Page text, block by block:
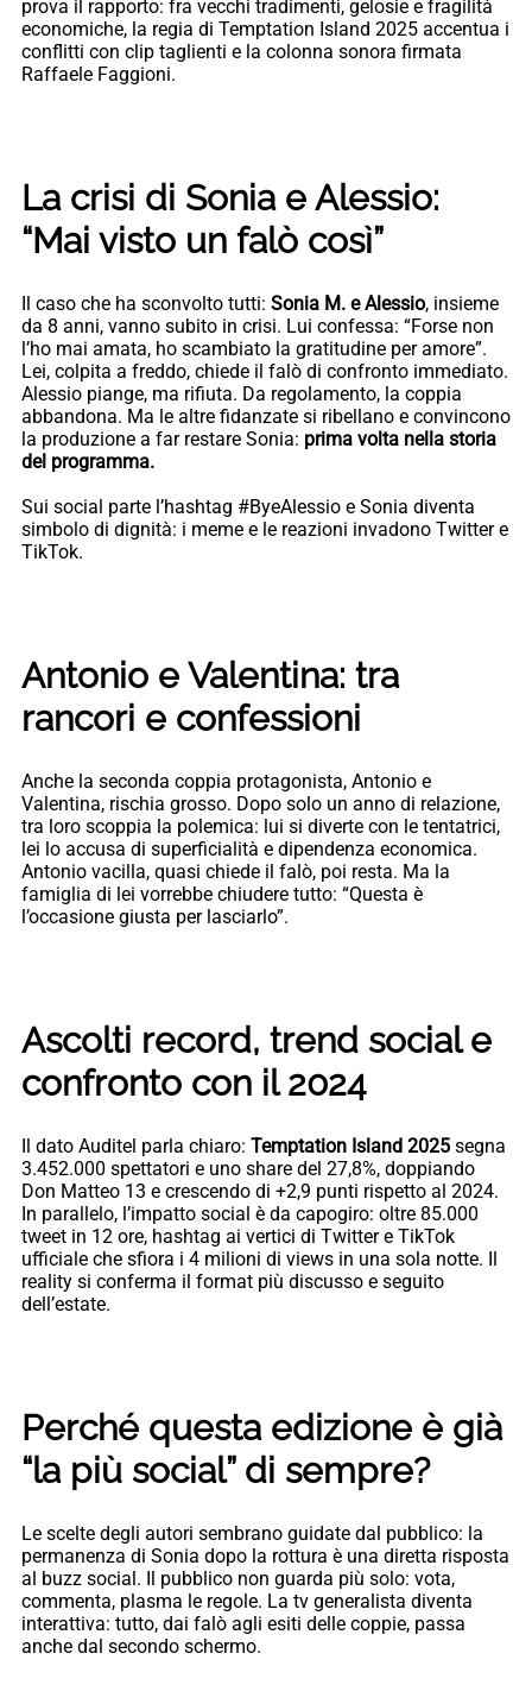
prova il rapporto: fra vecchi tradimenti, gelosie e fragilità
economiche, la regia di Temptation Island 2025 accentua i
conflitti con clip taglienti e la colonna sonora firmata
Raffaele Faggioni.
La crisi di Sonia e Alessio:
“Mai visto un falò così”
Il caso che ha sconvolto tutti: Sonia M. e Alessio, insieme
da 8 anni, vanno subito in crisi. Lui confessa: “Forse non
l’ho mai amata, ho scambiato la gratitudine per amore”.
Lei, colpita a freddo, chiede il falò di confronto immediato.
Alessio piange, ma rifiuta. Da regolamento, la coppia
abbandona. Ma le altre fidanzate si ribellano e convincono
la produzione a far restare Sonia: prima volta nella storia
del programma.
Sui social parte l’hashtag #ByeAlessio e Sonia diventa
simbolo di dignità: i meme e le reazioni invadono Twitter e
TikTok.
Antonio e Valentina: tra
rancori e confessioni
Anche la seconda coppia protagonista, Antonio e
Valentina, rischia grosso. Dopo solo un anno di relazione,
tra loro scoppia la polemica: lui si diverte con le tentatrici,
lei lo accusa di superficialità e dipendenza economica.
Antonio vacilla, quasi chiede il falò, poi resta. Ma la
famiglia di lei vorrebbe chiudere tutto: “Questa è
l’occasione giusta per lasciarlo”.
Ascolti record, trend social e
confronto con il 2024
Il dato Auditel parla chiaro: Temptation Island 2025 segna
3.452.000 spettatori e uno share del 27,8%, doppiando
Don Matteo 13 e crescendo di +2,9 punti rispetto al 2024.
In parallelo, l’impatto social è da capogiro: oltre 85.000
tweet in 12 ore, hashtag ai vertici di Twitter e TikTok
ufficiale che sfiora i 4 milioni di views in una sola notte. Il
reality si conferma il format più discusso e seguito
dell’estate.
Perché questa edizione è già
“la più social” di sempre?
Le scelte degli autori sembrano guidate dal pubblico: la
permanenza di Sonia dopo la rottura è una diretta risposta
al buzz social. Il pubblico non guarda più solo: vota,
commenta, plasma le regole. La tv generalista diventa
interattiva: tutto, dai falò agli esiti delle coppie, passa
anche dal secondo schermo.